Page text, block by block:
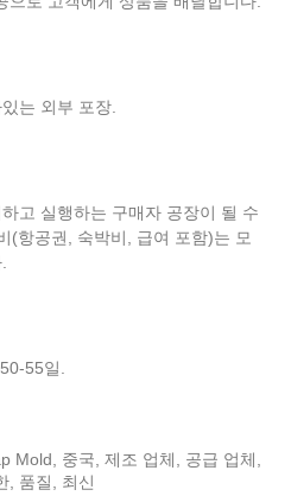
는 외부 포장.
고 실행하는 구매자 공장이 될 수
(항공권, 숙박비, 급여 포함)는 모
55일.
Mold, 중국, 제조 업체, 공급 업체,
, 품질, 최신